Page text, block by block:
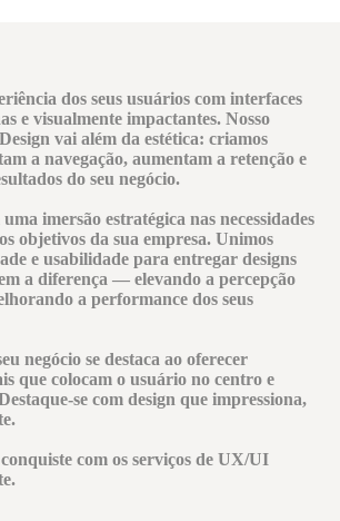
dos seus usuários com interfaces
e visualmente impactantes. Nosso
vai além da estética: criamos
a navegação, aumentam a retenção e
do seu negócio.
imersão estratégica nas necessidades
objetivos da sua empresa. Unimos
e usabilidade para entregar designs
a diferença — elevando a percepção
a performance dos seus
negócio se destaca ao oferecer
que colocam o usuário no centro e
se com design que impressiona,
com os serviços de UX/UI